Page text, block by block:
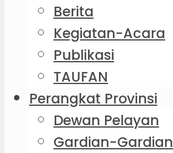
Berita
Kegiatan-Acara
Publikasi
TAUFAN
Perangkat Provinsi
Dewan Pelayan
Gardian-Gardian